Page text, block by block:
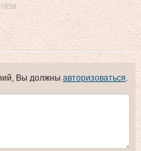
Вы должны авторизоваться.